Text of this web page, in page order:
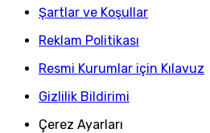
Şartlar ve Koşullar
Reklam Politikası
Resmi Kurumlar için Kılavuz
Gizlilik Bildirimi
Çerez Ayarları